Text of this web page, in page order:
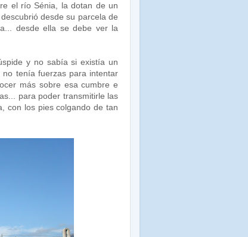
el río Sénia, la dotan de un
desde su parcela de
desde ella se debe ver la
y no sabía si existía un
tenía fuerzas para intentar
más sobre esa cumbre e
para poder transmitirle las
con los pies colgando de tan